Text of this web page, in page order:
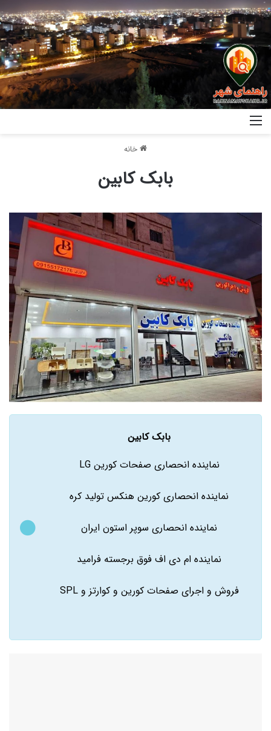
خانه
بابک کابین
بابک کابین
نماینده انحصاری صفحات کورین LG
نماینده انحصاری کورین هنکس تولید کره
نماینده انحصاری سوپر استون ایران
نماینده ام دی اف فوق برجسته فرامید
فروش و اجرای صفحات کورین و کوارتز و SPL